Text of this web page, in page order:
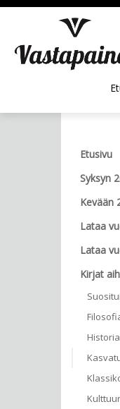
Hyppää pääsisältöön
Etusivu
Syksyn
Kevään
Lataa
Lataa
Kirjat
Historia